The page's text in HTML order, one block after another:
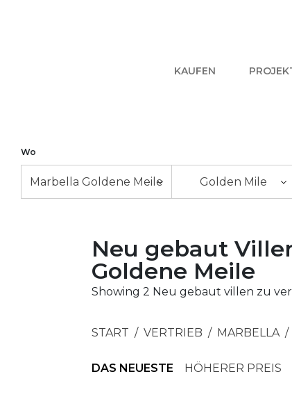
KAUFEN
Wo
Marbella Goldene Meile Golden Mile
Neu gebaut
Goldene Meile
Showing 2 Neu gebaut villen zu
START VERTRIEB MARBELLA
DAS NEUESTE HÖHERER PREIS